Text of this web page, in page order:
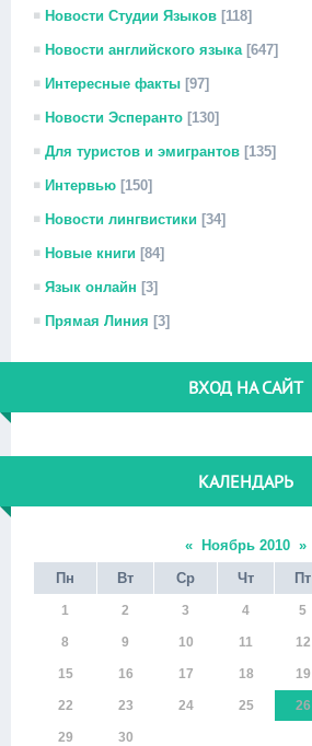
Новости Студии Языков [118]
Новости английского языка [647]
Интересные факты [97]
Новости Эсперанто [130]
Для туристов и эмигрантов [135]
Интервью [150]
Новости лингвистики [34]
Новые книги [84]
Язык онлайн [3]
Прямая Линия [3]
ВХОД НА САЙТ
КАЛЕНДАРЬ
« Ноябрь 2010 »
Пн
Вт Ср Чт Пт
1 2 3 4 5
8 9 10 11 12
15 16 17 18 19
22 23 24 25 26
29 30